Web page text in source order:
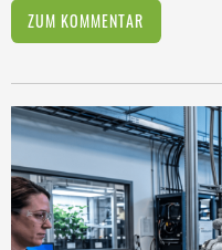
ZUM KOMMENTAR